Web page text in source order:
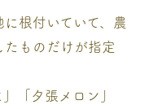
根付いていて、農
ものだけが指定
「夕張メロン」